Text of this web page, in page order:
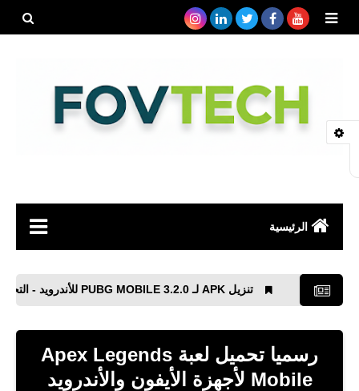
الرئيسية
مواقع
بلوجر
رسميا تحميل لعبة Apex Legends
Mobile لأجهزة الأيفون والأندرويد